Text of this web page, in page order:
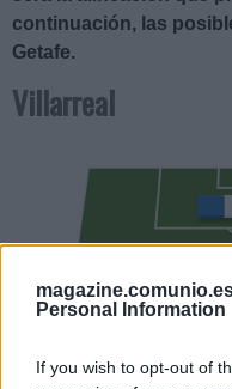
Personal Information
If you wish to opt-out of
continuación, las
Getafe.
Villarreal
PAPE
PÉPÉ